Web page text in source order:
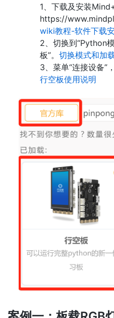
1、下载及安装
https://
wiki教程-软件下载
2、切换到“Python
板”。 切换模式和加
3、菜单“连接设备”
行空板使用说明